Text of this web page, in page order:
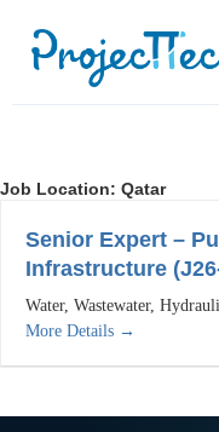
Job Location: Qatar
Senior Expert –
Infrastructure
Water Wastewater
More Details